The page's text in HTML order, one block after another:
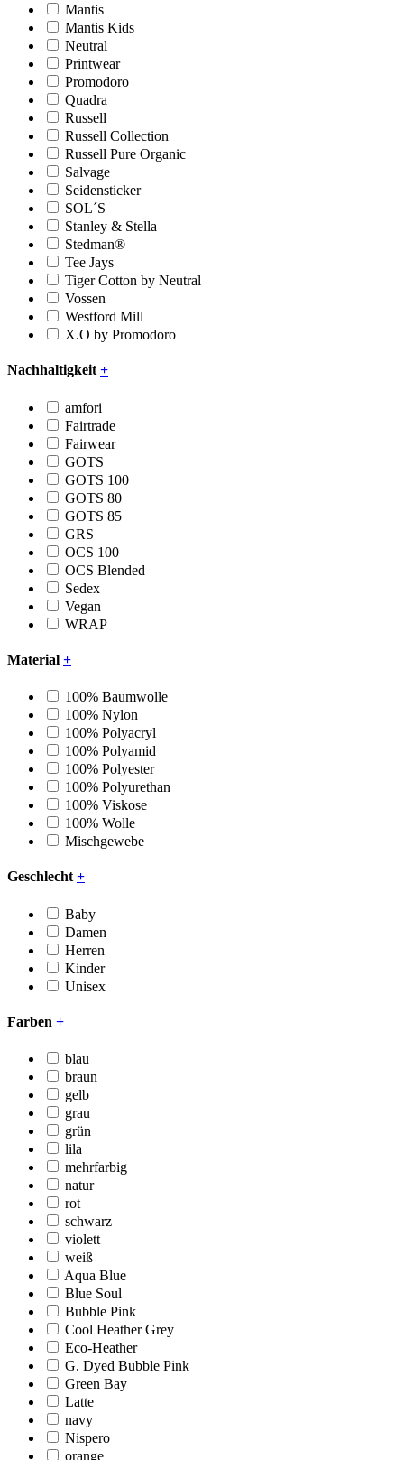
Mantis
Mantis Kids
Neutral
Printwear
Promodoro
Quadra
Russell
Russell Collection
Russell Pure Organic
Salvage
Seidensticker
SOL´S
Stanley & Stella
Stedman®
Tee Jays
Tiger Cotton by Neutral
Vossen
Westford Mill
X.O by Promodoro
Nachhaltigkeit +
amfori
Fairtrade
Fairwear
GOTS
GOTS 100
GOTS 80
GOTS 85
GRS
OCS 100
OCS Blended
Sedex
Vegan
WRAP
Material +
100% Baumwolle
100% Nylon
100% Polyacryl
100% Polyamid
100% Polyester
100% Polyurethan
100% Viskose
100% Wolle
Mischgewebe
Geschlecht +
Baby
Damen
Herren
Kinder
Unisex
Farben +
blau
braun
gelb
grau
grün
lila
mehrfarbig
natur
rot
schwarz
violett
weiß
Aqua Blue
Blue Soul
Bubble Pink
Cool Heather Grey
Eco-Heather
G. Dyed Bubble Pink
Green Bay
Latte
navy
Nispero
orange